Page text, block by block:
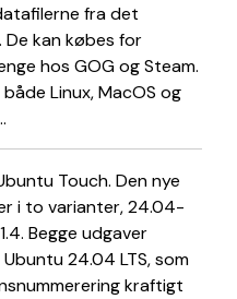
fra det
De kan købes for
hos GOG og Steam.
Linux, MacOS og
Touch. Den nye
i to varianter, 24.04-
Begge udgaver
24.04 LTS, som
kraftigt